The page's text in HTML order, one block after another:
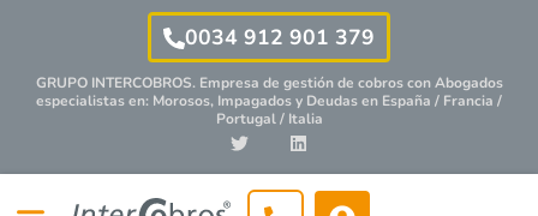
0034 912 901 379
GRUPO INTERCOBROS. Empresa de gestión de cobros conAbogados
especialistasen: Morosos, Impagados y Deudas en España / Francia /
Portugal / Italia